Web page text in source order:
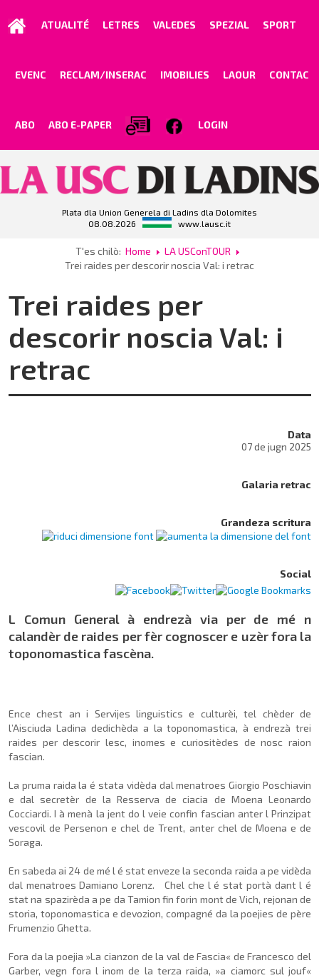
ATUALITÉ LETRES VALEDES SPEZIAL SPORT
EVENC RECLAM/INSERAC IMOBILIES LAOUR CONTAC
ABO ABO E-PAPER LOGIN
Plata dla Union Generela di Ladins dla Dolomites
08.08.2026
www.lausc.it
T'es chilò: Home
LA USConTOUR
Trei raides per descorir noscia Val: i retrac
Trei raides per
descorir noscia Val: i
retrac
Data
07 de jugn 2025
Galaria retrac
Grandeza scritura
Social
L Comun General à endrezà via per de mé n
calandèr de raides per fèr cognoscer e uzèr fora la
toponomastica fascèna.
Ence chest an i Servijes linguistics e culturèi, tel chèder de
l’Aisciuda Ladina dedichèda a la toponomastica, à endrezà trei
raides per descorir lesc, inomes e curiositèdes de nosc raion
fascian.
La pruma raida la é stata vidèda dal menatroes Giorgio Poschiavin
e dal secretèr de la Resserva de ciacia de Moena Leonardo
Cocciardi. I à menà la jent do l veie confin fascian anter l Prinzipat
vescovil de Persenon e chel de Trent, anter chel de Moena e de
Soraga.
En sabeda ai 24 de mé l é stat enveze la seconda raida a pe vidèda
dal menatroes Damiano Lorenz. Chel che l é stat portà dant l é
stat na spazirèda a pe da Tamion fin forin mont de Vich, rejonan de
storia, toponomastica e devozion, compagné da la poejies de père
Frumenzio Ghetta.
Fora da la poejia »La cianzon de la val de Fascia« de Francesco del
Garber, vegn fora l inom de la terza raida, »a ciamorc sul jouf«